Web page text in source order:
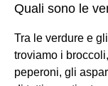
Quali sono le
Tra le verdure e
troviamo i
peperoni, gli